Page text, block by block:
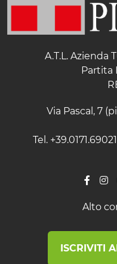
A.T.L. Azienda
Partita
Via Pascal, 7
Tel.
Alto
ISCRIVITI